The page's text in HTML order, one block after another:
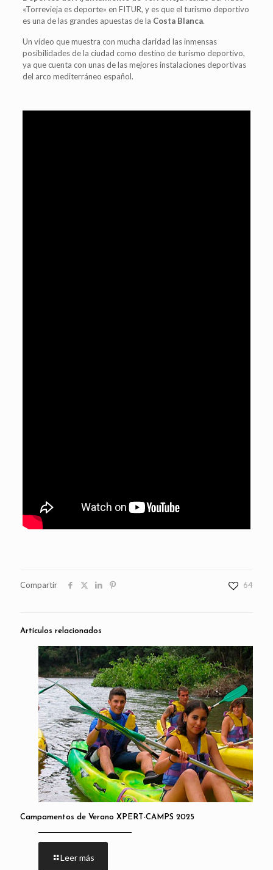
«Torrevieja es deporte» en FITUR, y es que el turismo deportivo
es una de las grandes apuestas de la Costa Blanca.
Un vídeo que muestra con mucha claridad las inmensas
posibilidades de la ciudad como destino de turismo deportivo,
ya que cuenta con unas de las mejores instalaciones deportivas
del arco mediterráneo español.
Compartir 64
Artículos relacionados
Campamentos de Verano XPERT-CAMPS 2025
Leer más